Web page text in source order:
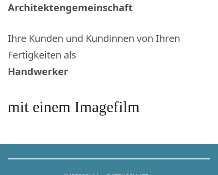
Architektengemeinschaft
Ihre Kunden und Kundinnen von Ihren
Fertigkeiten als
Handwerker
mit einem Imagefilm